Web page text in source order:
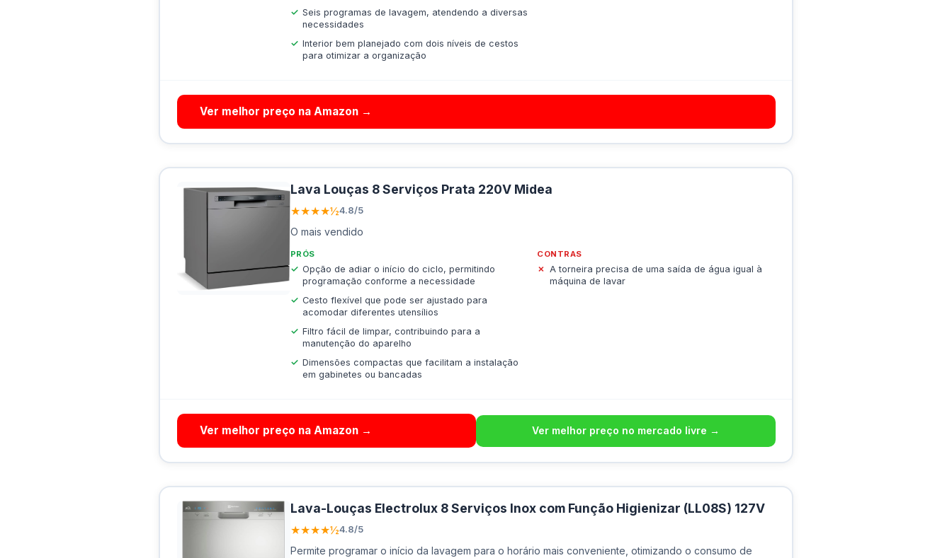
Seis programas de lavagem, atendendo a diversas
necessidades
Interior bem planejado com dois níveis de cestos
para otimizar a organização
Ver melhor preço na Amazon →
Lava Louças 8 Serviços Prata 220V Midea
★★★★½4.8/5
O mais vendido
PRÓS
Opção de adiar o início do ciclo, permitindo
programação conforme a necessidade
Cesto flexível que pode ser ajustado para
acomodar diferentes utensílios
Filtro fácil de limpar, contribuindo para a
manutenção do aparelho
Dimensões compactas que facilitam a instalação
em gabinetes ou bancadas
CONTRAS
A torneira precisa de uma saída de água igual à
máquina de lavar
Ver melhor preço na Amazon → Ver melhor preço no mercado livre →
Lava-Louças Electrolux 8 Serviços Inox com Função Higienizar (LL08S) 127V
★★★★½4.8/5
Permite programar o início da lavagem para o horário mais conveniente, otimizando o consumo de